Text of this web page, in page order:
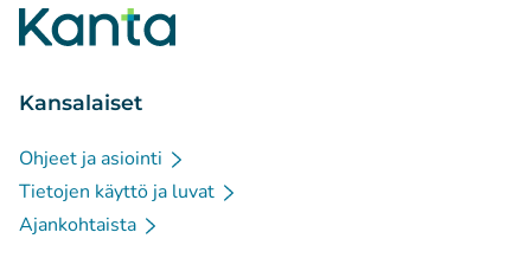
Kansalaiset
Ohjeet ja asiointi
Tietojen käyttö ja luvat
Ajankohtaista